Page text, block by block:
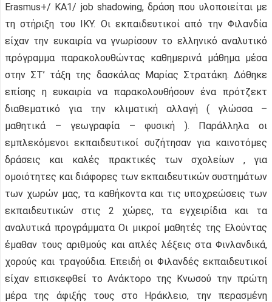
Erasmus+/ KA1/ job shadowing, δράση που υλοποιείται με
τη στήριξη του ΙΚΥ. Οι εκπαιδευτικοί από την Φιλανδία
είχαν την ευκαιρία να γνωρίσουν το ελληνικό αναλυτικό
πρόγραμμα παρακολουθώντας καθημερινά μάθημα μέσα
στην ΣΤ’ τάξη της δασκάλας Μαρίας Στρατάκη. Δόθηκε
επίσης η ευκαιρία να παρακολουθήσουν ένα πρότζεκτ
διαθεματικό για την κλιματική αλλαγή ( γλώσσα –
μαθητικά – γεωγραφία – φυσική ). Παράλληλα οι
εμπλεκόμενοι εκπαιδευτικοί συζήτησαν για καινοτόμες
δράσεις και καλές πρακτικές των σχολείων , για
ομοιότητες και διάφορες των εκπαιδευτικών συστημάτων
των χωρών μας, τα καθήκοντα και τις υποχρεώσεις των
εκπαιδευτικών στις 2 χώρες, τα εγχειρίδια και τα
αναλυτικά προγράμματα Οι μικροί μαθητές της Ελούντας
έμαθαν τους αριθμούς και απλές λέξεις στα Φινλανδικά,
χορούς και τραγούδια. Επειδή οι Φιλανδές εκπαιδευτικοί
είχαν επισκεφθεί το Ανάκτορο της Κνωσού την πρώτη
μέρα της άφιξής τους στο Ηράκλειο, την περασμένη